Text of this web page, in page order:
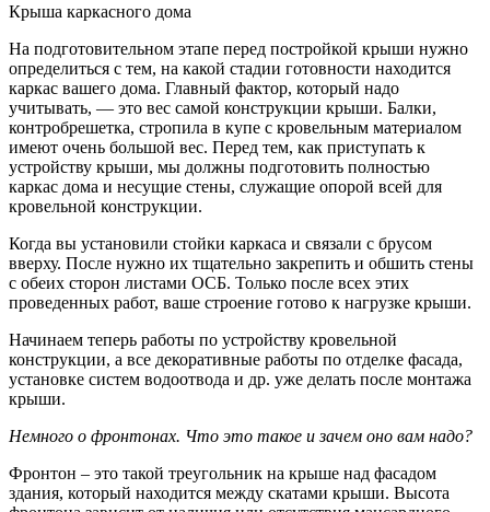
Крыша каркасного дома
На подготовительном этапе перед постройкой крыши нужно
определиться с тем, на какой стадии готовности находится
каркас вашего дома. Главный фактор, который надо
учитывать, — это вес самой конструкции крыши. Балки,
контробрешетка, стропила в купе с кровельным материалом
имеют очень большой вес. Перед тем, как приступать к
устройству крыши, мы должны подготовить полностью
каркас дома и несущие стены, служащие опорой всей для
кровельной конструкции.
Когда вы установили стойки каркаса и связали с брусом
вверху. После нужно их тщательно закрепить и обшить стены
с обеих сторон листами ОСБ. Только после всех этих
проведенных работ, ваше строение готово к нагрузке крыши.
Начинаем теперь работы по устройству кровельной
конструкции, а все декоративные работы по отделке фасада,
установке систем водоотвода и др. уже делать после монтажа
крыши.
Немного о фронтонах. Что это такое и зачем оно вам надо?
Фронтон – это такой треугольник на крыше над фасадом
здания, который находится между скатами крыши. Высота